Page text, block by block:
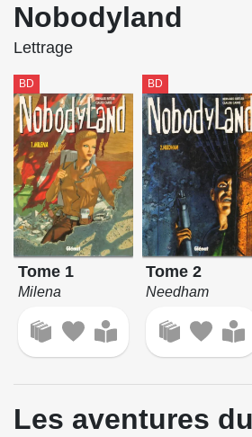
Nobodyland
Lettrage
BD
Tome 1
Milena
BD
Tome 2
Needham
Les aventures du